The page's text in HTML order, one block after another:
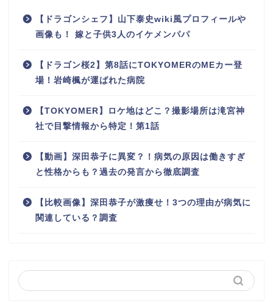
【ドラゴンシェフ】山下泰史wiki風プロフィールや
画像も！ 嫁と子供3人のイケメンパパ
【ドラゴン桜2】第8話にTOKYOMERのMEカー登
場！岩崎楓が運ばれた病院
【TOKYOMER】ロケ地はどこ？撮影場所は滝宮神
社で目撃情報から特定！第1話
【動画】深田恭子に異変？！病気の原因は働きすぎ
と性格からも？過去の発言から徹底調査
【比較画像】深田恭子が激痩せ！3つの理由が病気に
関連している？調査